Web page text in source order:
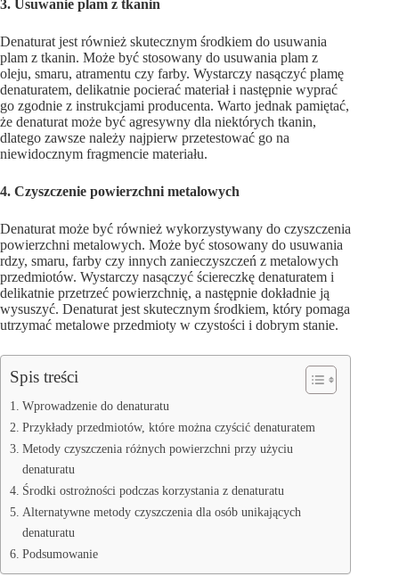
3. Usuwanie plam z tkanin
Denaturat jest również skutecznym środkiem do usuwania
plam z tkanin. Może być stosowany do usuwania plam z
oleju, smaru, atramentu czy farby. Wystarczy nasączyć plamę
denaturatem, delikatnie pocierać materiał i następnie wyprać
go zgodnie z instrukcjami producenta. Warto jednak pamiętać,
że denaturat może być agresywny dla niektórych tkanin,
dlatego zawsze należy najpierw przetestować go na
niewidocznym fragmencie materiału.
4. Czyszczenie powierzchni metalowych
Denaturat może być również wykorzystywany do czyszczenia
powierzchni metalowych. Może być stosowany do usuwania
rdzy, smaru, farby czy innych zanieczyszczeń z metalowych
przedmiotów. Wystarczy nasączyć ściereczkę denaturatem i
delikatnie przetrzeć powierzchnię, a następnie dokładnie ją
wysuszyć. Denaturat jest skutecznym środkiem, który pomaga
utrzymać metalowe przedmioty w czystości i dobrym stanie.
Spis treści
Wprowadzenie do denaturatu
Przykłady przedmiotów, które można czyścić denaturatem
Metody czyszczenia różnych powierzchni przy użyciu
denaturatu
Środki ostrożności podczas korzystania z denaturatu
Alternatywne metody czyszczenia dla osób unikających
denaturatu
Podsumowanie